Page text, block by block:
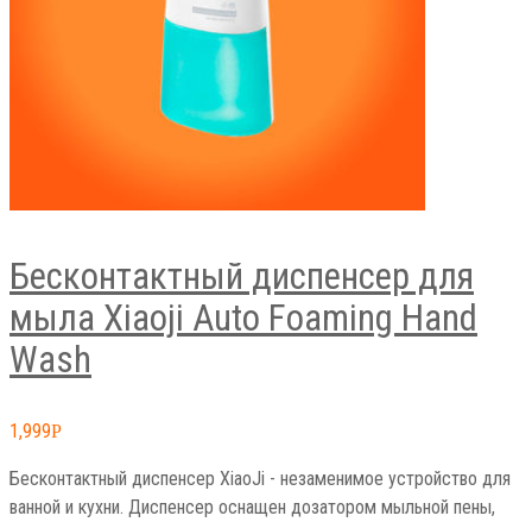
Бесконтактный диспенсер для
мыла Xiaoji Auto Foaming Hand
Wash
1,999Р
Бесконтактный диспенсер XiaoJi - незаменимое устройство для
ванной и кухни. Диспенсер оснащен дозатором мыльной пены,